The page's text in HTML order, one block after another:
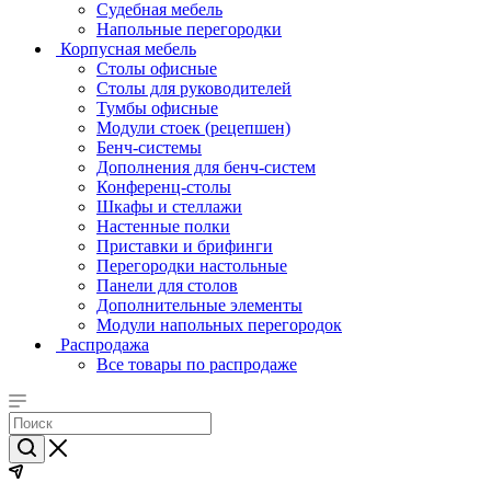
Судебная мебель
Напольные перегородки
Корпусная мебель
Столы офисные
Столы для руководителей
Тумбы офисные
Модули стоек (рецепшен)
Бенч-системы
Дополнения для бенч-систем
Конференц-столы
Шкафы и стеллажи
Настенные полки
Приставки и брифинги
Перегородки настольные
Панели для столов
Дополнительные элементы
Модули напольных перегородок
Распродажа
Все товары по распродаже